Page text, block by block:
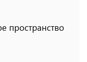
пространство